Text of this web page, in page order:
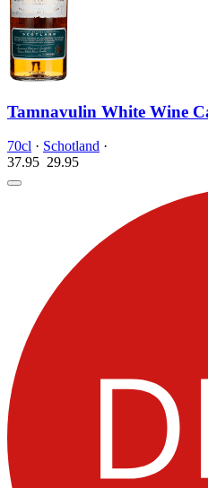
Tamnavulin White Wine
70cl · Schotland ·
37.95 29.95